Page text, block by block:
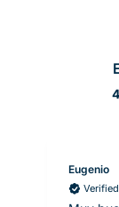
Eugenio